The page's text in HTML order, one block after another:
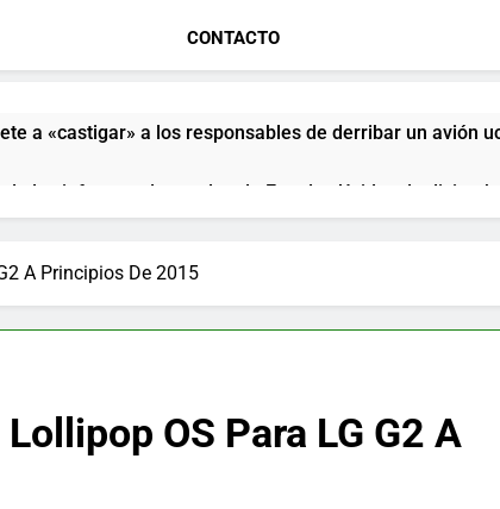
CONTACTO
a «castigar» a los responsables de derribar un avión
los informes de empleo de Estados Unidos de
Carl Ruiz, muere a los 44 años
Testo a Precios Especiales en México, Chile, Argentina,
A Principios De 2015
OS Para LG G2 A